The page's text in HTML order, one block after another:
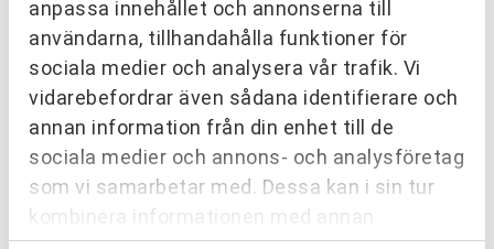
anpassa innehållet och annonserna till
användarna, tillhandahålla funktioner för
sociala medier och analysera vår trafik. Vi
vidarebefordrar även sådana identifierare och
annan information från din enhet till de
sociala medier och annons- och analysföretag
som vi samarbetar med. Dessa kan i sin tur
kombinera informationen med annan
Valet av partneringledare har stor påverkan på
projektets resultat.
Var lika noggrann i ditt val av partneringledare som
när du upphandlar entreprenör.
I många fall är det även en fördel att upphandla